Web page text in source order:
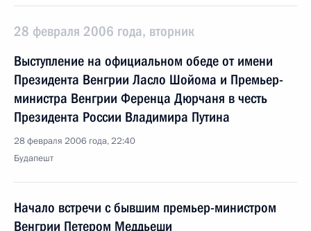
28 февраля 2006 года, вторник
Выступление на официальном обеде от имени
Президента Венгрии Ласло Шойома и Премьер-
министра Венгрии Ференца Дюрчаня в честь
Президента России Владимира Путина
28 февраля 2006 года, 22:40
Будапешт
Начало встречи с бывшим премьер-министром
Венгрии Петером Меддьеши